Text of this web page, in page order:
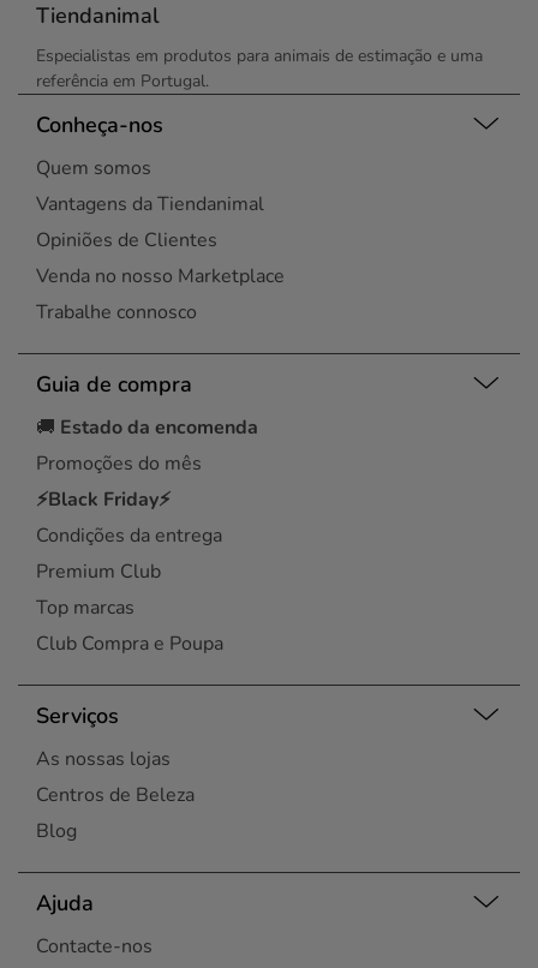
Tiendanimal
Especialistas em produtos para animais de estimação e uma
referência em Portugal.
Conheça-nos
Quem somos
Vantagens da Tiendanimal
Opiniões de Clientes
Venda no nosso Marketplace
Trabalhe connosco
Guia de compra
🚚 Estado da encomenda
Promoções do mês
⚡Black Friday⚡
Condições da entrega
Premium Club
Top marcas
Club Compra e Poupa
Serviços
As nossas lojas
Centros de Beleza
Blog
Ajuda
Contacte-nos